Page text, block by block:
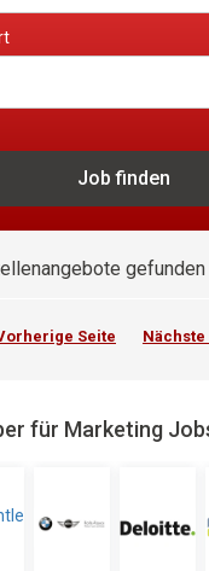
gefunden
Seite Nächste
für Marketing